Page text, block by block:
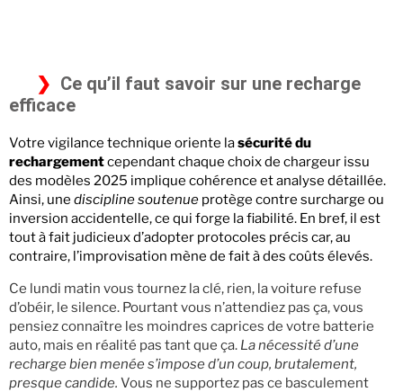
Ce qu’il faut savoir sur une recharge
efficace
Votre vigilance technique oriente lasécurité du
rechargementcependant chaque choix de chargeur issu
des modèles 2025 implique cohérence et analyse détaillée.
Ainsi, une discipline soutenue protège contre surcharge ou
inversion accidentelle, ce qui forge la fiabilité. En bref, il est
tout à fait judicieux d’adopter protocoles précis car, au
contraire, l’improvisation mène de fait à des coûts élevés.
Ce lundi matin vous tournez la clé, rien, la voiture refuse
d’obéir, le silence. Pourtant vous n’attendiez pas ça, vous
pensiez connaître les moindres caprices de votre batterie
auto, mais en réalité pas tant que ça. La nécessité d’une
recharge bien menée s’impose d’un coup, brutalement,
presque candide. Vous ne supportez pas ce basculement